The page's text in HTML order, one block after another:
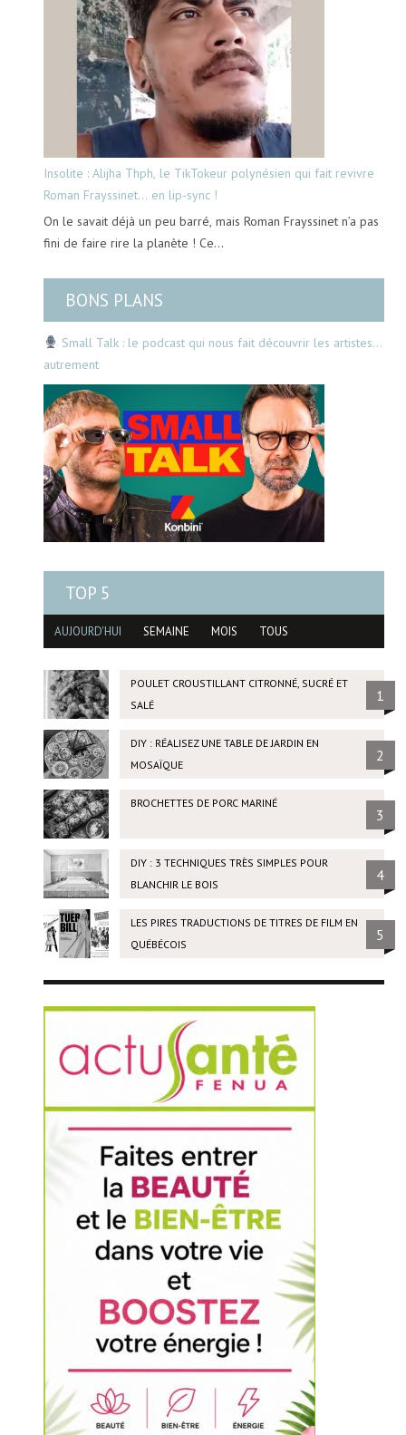
Insolite : Alijha Thph, le TikTokeur polynésien qui fait revivre
Roman Frayssinet… en lip-sync !
On le savait déjà un peu barré, mais Roman Frayssinet n’a pas
fini de faire rire la planète ! Ce…
BONS PLANS
Small Talk : le podcast qui nous fait découvrir les artistes…
autrement
TOP 5
AUJOURD'HUI SEMAINE MOIS TOUS
POULET CROUSTILLANT CITRONNÉ, SUCRÉ ET
SALÉ
1
DIY : RÉALISEZ UNE TABLE DE JARDIN EN
MOSAÏQUE
2
BROCHETTES DE PORC MARINÉ
3
DIY : 3 TECHNIQUES TRÈS SIMPLES POUR
BLANCHIR LE BOIS
4
LES PIRES TRADUCTIONS DE TITRES DE FILM EN
QUÉBÉCOIS
5